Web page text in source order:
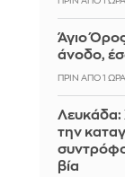
Άγιο
άνοδο,
ΠΡΙΝ ΑΠΌ 1 ΏΡΑ
Λευκάδα:
την
βία